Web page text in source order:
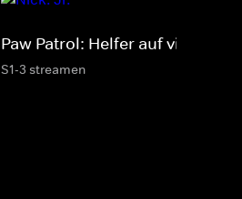
Paw Patrol: Helfer auf vier
S1-3 streamen